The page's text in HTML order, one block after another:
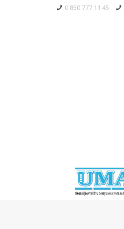
0 850 777 11 45